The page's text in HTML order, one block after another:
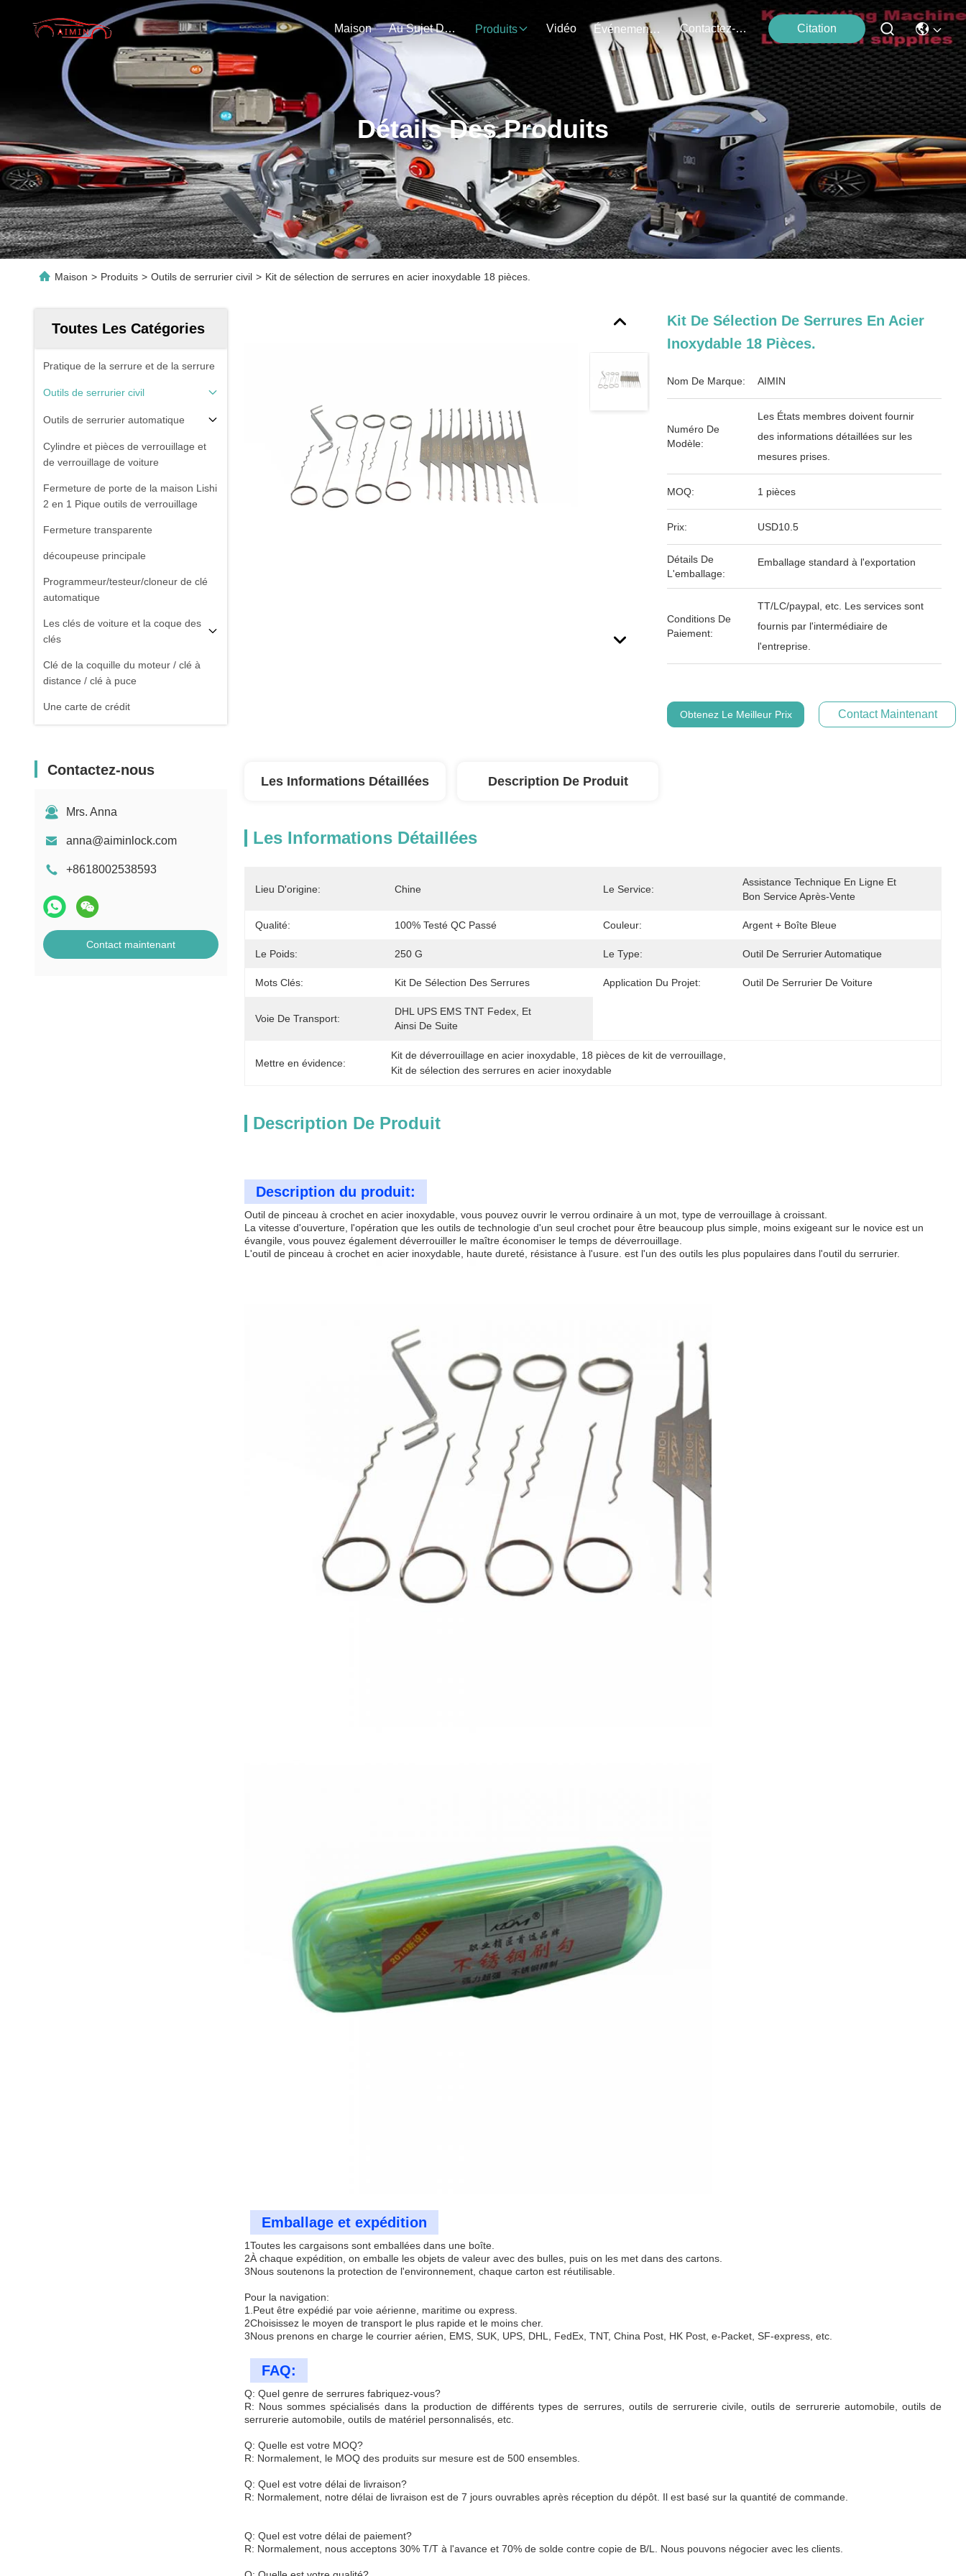
Maison Au Sujet De Nous Produits Vidéo Événements Contactez-Nous Citation
Détails Des Produits
Maison > Produits > Outils de serrurier civil > Kit de sélection de serrures en acier inoxydable 18 pièces.
Toutes Les Catégories
Pratique de la serrure et de la serrure
Outils de serrurier civil
Outils de serrurier automatique
Cylindre et pièces de verrouillage et
de verrouillage de voiture
Fermeture de porte de la maison Lishi
2 en 1 Pique outils de verrouillage
Fermeture transparente
découpeuse principale
Programmeur/testeur/cloneur de clé
automatique
Les clés de voiture et la coque des
clés
Clé de la coquille du moteur / clé à
distance / clé à puce
Une carte de crédit
Contactez-nous
Mrs. Anna
anna@aiminlock.com
+8618002538593
Contact maintenant
Kit De Sélection De Serrures En Acier
Inoxydable 18 Pièces.
Nom De Marque: AIMIN
Numéro De
Modèle:
Les États membres doivent fournir
des informations détaillées sur les
mesures prises.
MOQ: 1 pièces
Prix: USD10.5
Détails De
L'emballage:
Emballage standard à l'exportation
Conditions De
Paiement:
TT/LC/paypal, etc. Les services sont
fournis par l'intermédiaire de
l'entreprise.
Obtenez Le Meilleur Prix Contact Maintenant
Les Informations Détaillées Description De Produit
Les Informations Détaillées
Lieu D'origine: Chine Le Service:
Assistance Technique En Ligne Et
Bon Service Après-Vente
Qualité: 100% Testé QC Passé Couleur: Argent + Boîte Bleue
Le Poids: 250 G Le Type: Outil De Serrurier Automatique
Mots Clés: Kit De Sélection Des Serrures Application Du Projet: Outil De Serrurier De Voiture
Voie De Transport:
DHL UPS EMS TNT Fedex, Et
Ainsi De Suite
Mettre en évidence:
Kit de déverrouillage en acier inoxydable, 18 pièces de kit de verrouillage,
Kit de sélection des serrures en acier inoxydable
Description De Produit
Description du produit:
Outil de pinceau à crochet en acier inoxydable, vous pouvez ouvrir le verrou ordinaire à un mot, type de verrouillage à croissant.
La vitesse d'ouverture, l'opération que les outils de technologie d'un seul crochet pour être beaucoup plus simple, moins exigeant sur le novice est un
évangile, vous pouvez également déverrouiller le maître économiser le temps de déverrouillage.
L'outil de pinceau à crochet en acier inoxydable, haute dureté, résistance à l'usure. est l'un des outils les plus populaires dans l'outil du serrurier.
Emballage et expédition
1Toutes les cargaisons sont emballées dans une boîte.
2À chaque expédition, on emballe les objets de valeur avec des bulles, puis on les met dans des cartons.
3Nous soutenons la protection de l'environnement, chaque carton est réutilisable.
Pour la navigation:
1.Peut être expédié par voie aérienne, maritime ou express.
2Choisissez le moyen de transport le plus rapide et le moins cher.
3Nous prenons en charge le courrier aérien, EMS, SUK, UPS, DHL, FedEx, TNT, China Post, HK Post, e-Packet, SF-express, etc.
FAQ:
Q: Quel genre de serrures fabriquez-vous?
R: Nous sommes spécialisés dans la production de différents types de serrures, outils de serrurerie civile, outils de serrurerie automobile, outils de
serrurerie automobile, outils de matériel personnalisés, etc.
Q: Quelle est votre MOQ?
R: Normalement, le MOQ des produits sur mesure est de 500 ensembles.
Q: Quel est votre délai de livraison?
R: Normalement, notre délai de livraison est de 7 jours ouvrables après réception du dépôt. Il est basé sur la quantité de commande.
Q: Quel est votre délai de paiement?
R: Normalement, nous acceptons 30% T/T à l'avance et 70% de solde contre copie de B/L. Nous pouvons négocier avec les clients.